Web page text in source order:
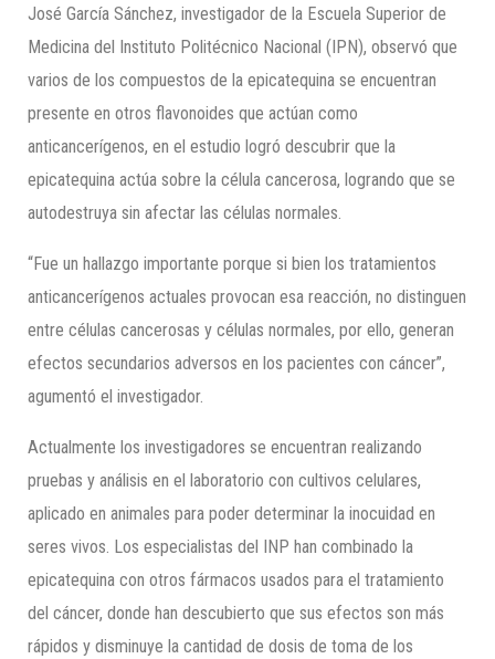
José García Sánchez, investigador de la Escuela Superior de
Medicina del Instituto Politécnico Nacional (IPN), observó que
varios de los compuestos de la epicatequina se encuentran
presente en otros flavonoides que actúan como
anticancerígenos, en el estudio logró descubrir que la
epicatequina actúa sobre la célula cancerosa, logrando que se
autodestruya sin afectar las células normales.
“Fue un hallazgo importante porque si bien los tratamientos
anticancerígenos actuales provocan esa reacción, no distinguen
entre células cancerosas y células normales, por ello, generan
efectos secundarios adversos en los pacientes con cáncer”,
agumentó el investigador.
Actualmente los investigadores se encuentran realizando
pruebas y análisis en el laboratorio con cultivos celulares,
aplicado en animales para poder determinar la inocuidad en
seres vivos. Los especialistas del INP han combinado la
epicatequina con otros fármacos usados para el tratamiento
del cáncer, donde han descubierto que sus efectos son más
rápidos y disminuye la cantidad de dosis de toma de los